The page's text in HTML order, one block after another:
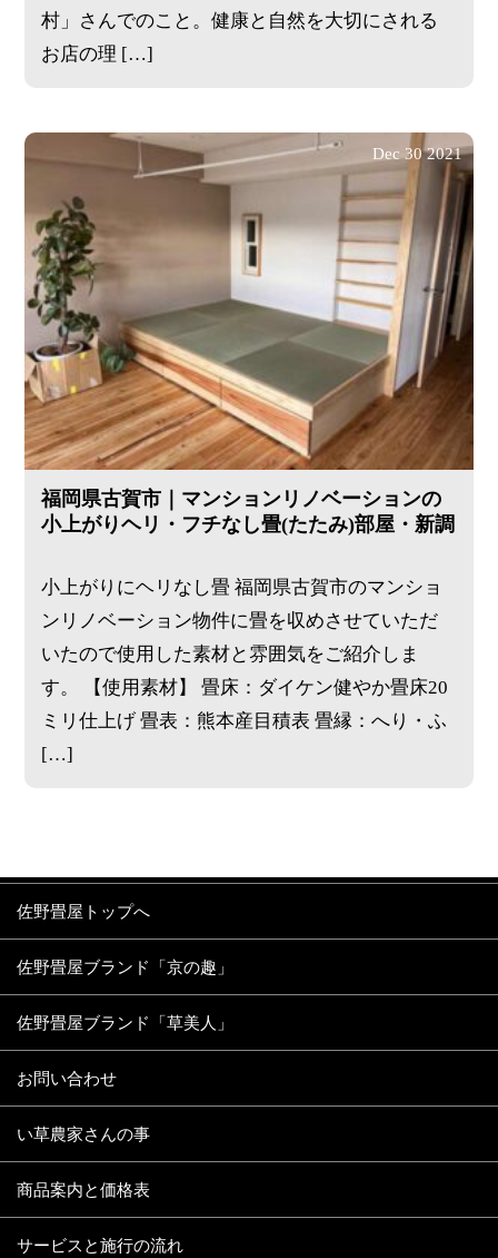
村」さんでのこと。健康と自然を大切にされる
お店の理 […]
Dec 30 2021
福岡県古賀市｜マンションリノベーションの
小上がりヘリ・フチなし畳(たたみ)部屋・新調
小上がりにヘリなし畳 福岡県古賀市のマンショ
ンリノベーション物件に畳を収めさせていただ
いたので使用した素材と雰囲気をご紹介しま
す。 【使用素材】 畳床：ダイケン健やか畳床20
ミリ仕上げ 畳表：熊本産目積表 畳縁：へり・ふ
[…]
佐野畳屋トップへ
佐野畳屋ブランド「京の趣」
佐野畳屋ブランド「草美人」
お問い合わせ
い草農家さんの事
商品案内と価格表
サービスと施行の流れ